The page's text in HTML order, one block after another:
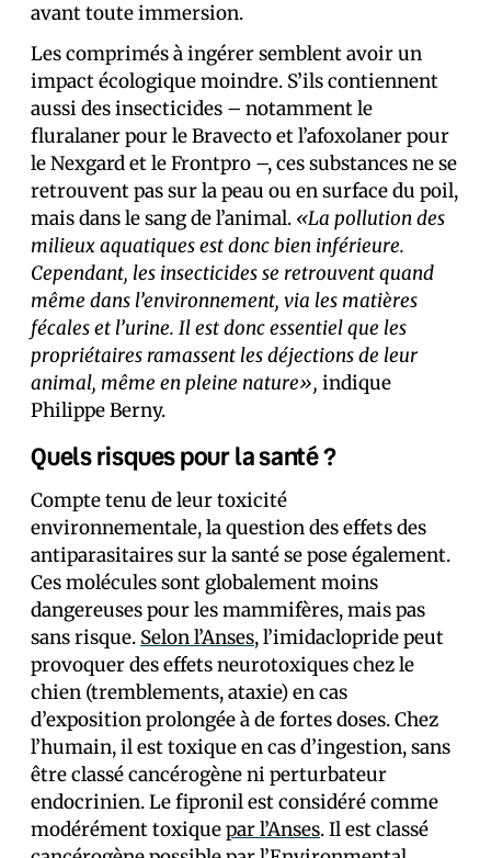
avant toute immersion.
Les comprimés à ingérer semblent avoir un
impact écologique moindre. S’ils contiennent
aussi des insecticides – notamment le
fluralaner pour le Bravecto et l’afoxolaner pour
le Nexgard et le Frontpro –, ces substances ne se
retrouvent pas sur la peau ou en surface du poil,
mais dans le sang de l’animal. «La pollution des
milieux aquatiques est donc bien inférieure.
Cependant, les insecticides se retrouvent quand
même dans l’environnement, via les matières
fécales et l’urine. Il est donc essentiel que les
propriétaires ramassent les déjections de leur
animal, même en pleine nature», indique
Philippe Berny.
Quels risques pour la santé ?
Compte tenu de leur toxicité
environnementale, la question des effets des
antiparasitaires sur la santé se pose également.
Ces molécules sont globalement moins
dangereuses pour les mammifères, mais pas
sans risque. Selon l’Anses, l’imidaclopride peut
provoquer des effets neurotoxiques chez le
chien (tremblements, ataxie) en cas
d’exposition prolongée à de fortes doses. Chez
l’humain, il est toxique en cas d’ingestion, sans
être classé cancérogène ni perturbateur
endocrinien. Le fipronil est considéré comme
modérément toxiquepar l’Anses. Il est classé